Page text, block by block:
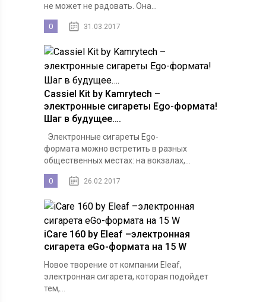
не может не радовать. Она...
0 31.03.2017
Cassiel Kit by Kamrytech –
электронные сигареты Ego-формата!
Шаг в будущее….
Электронные сигареты Ego-
формата можно встретить в разных
общественных местах: на вокзалах,...
0 26.02.2017
iCare 160 by Eleaf –электронная
сигарета eGo-формата на 15 W
Новое творение от компании Eleaf,
электронная сигарета, которая подойдет
тем,...